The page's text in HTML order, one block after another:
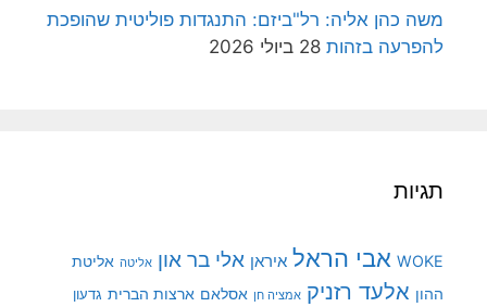
משה כהן אליה: רל"ביזם: התנגדות פוליטית שהופכת
להפרעה בזהות 28 ביולי 2026
תגיות
WOKE אבי הראל איראן אלי בר און אליטה אליטת
ההון אלעד רזניק אמציה חן אסלאם ארצות הברית גדעון